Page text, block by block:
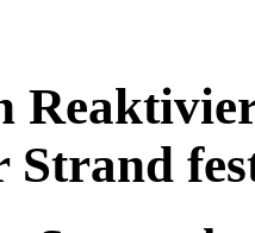
Strand